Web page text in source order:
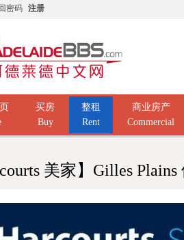
密码 注册
买房
Buy
整租
Rent
商业房产
Commercial
美家】Gilles